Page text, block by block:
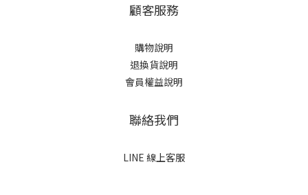
顧客服務
購物說明
退換貨說明
會員權益說明
聯絡我們
LINE 線上客服